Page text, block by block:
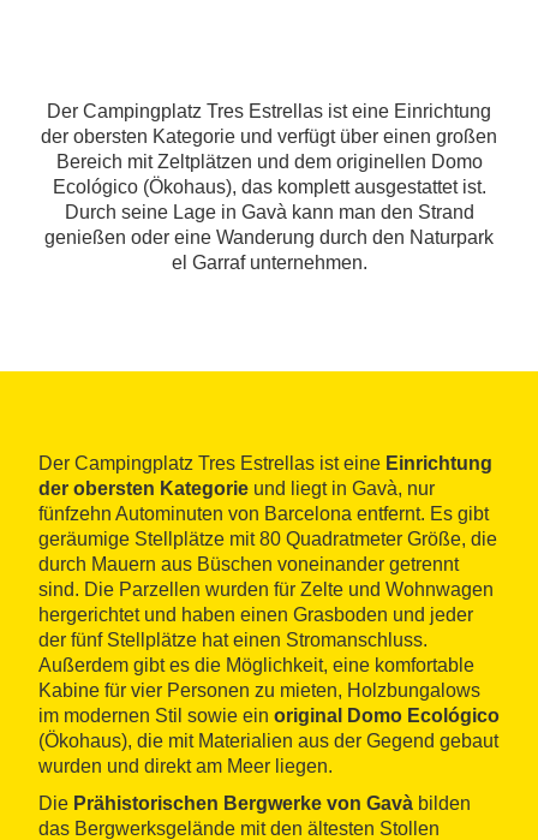
Der Campingplatz Tres Estrellas ist eine Einrichtung
der obersten Kategorie und verfügt über einen großen
Bereich mit Zeltplätzen und dem originellen Domo
Ecológico (Ökohaus), das komplett ausgestattet ist.
Durch seine Lage in Gavà kann man den Strand
genießen oder eine Wanderung durch den Naturpark
el Garraf unternehmen.
Der Campingplatz Tres Estrellas ist eine Einrichtung
der obersten Kategorie und liegt in Gavà, nur
fünfzehn Autominuten von Barcelona entfernt. Es gibt
geräumige Stellplätze mit 80 Quadratmeter Größe, die
durch Mauern aus Büschen voneinander getrennt
sind. Die Parzellen wurden für Zelte und Wohnwagen
hergerichtet und haben einen Grasboden und jeder
der fünf Stellplätze hat einen Stromanschluss.
Außerdem gibt es die Möglichkeit, eine komfortable
Kabine für vier Personen zu mieten, Holzbungalows
im modernen Stil sowie ein original Domo Ecológico
(Ökohaus), die mit Materialien aus der Gegend gebaut
wurden und direkt am Meer liegen.
Die Prähistorischen Bergwerke von Gavà bilden
das Bergwerksgelände mit den ältesten Stollen